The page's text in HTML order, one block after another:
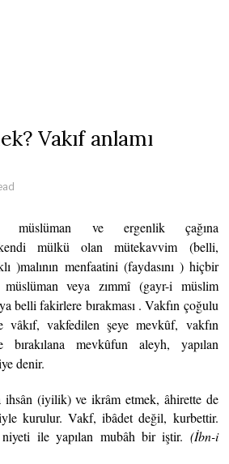
Vakıf anlamı
müslüman ve ergenlik çağına
mülkü olan mütekavvim (belli,
)malının menfaatini (faydasını ) hiçbir
müslüman veya zımmî (gayr-i müslim
belli fakirlere bırakması . Vakfın çoğulu
vâkıf, vakfedilen şeye mevkûf, vakfın
bırakılana mevkûfun aleyh, yapılan
denir.
ihsân (iyilik) ve ikrâm etmek, âhirette de
kurulur. Vakf, ibâdet değil, kurbettir.
ile yapılan mubâh bir iştir. (İbn-i